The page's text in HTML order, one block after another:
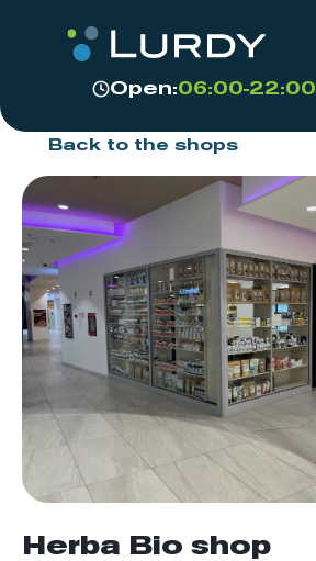
Open:06:00-22:00
Back to the shops
Herba Bio shop